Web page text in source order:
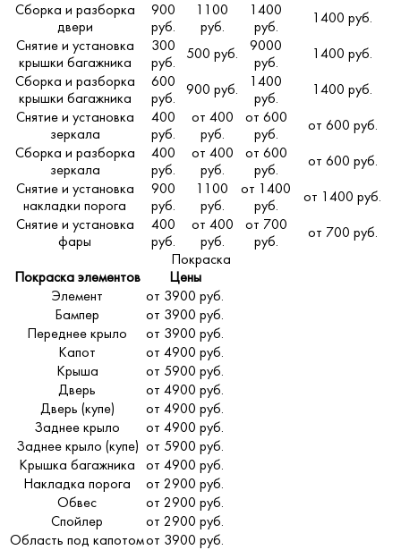
Сборка и разборка
двери
900
руб.
1100
руб.
1400
руб.
1400 руб.
Снятие и установка
крышки багажника
300
руб.
500 руб.
9000
руб.
1400 руб.
Сборка и разборка
крышки багажника
600
руб.
900 руб.
1400
руб.
1400 руб.
Снятие и установка
зеркала
400
руб.
от 400
руб.
от 600
руб.
от 600 руб.
Сборка и разборка
зеркала
400
руб.
от 400
руб.
от 600
руб.
от 600 руб.
Снятие и установка
накладки порога
900
руб.
1100
руб.
от 1400
руб.
от 1400 руб.
Снятие и установка
фары
400
руб.
от 400
руб.
от 700
руб.
от 700 руб.
Покраска
Покраска элементов
Цены
Элемент
от 3900 руб.
Бампер
от 3900 руб.
Переднее крыло
от 3900 руб.
Капот
от 4900 руб.
Крыша
от 5900 руб.
Дверь
от 4900 руб.
Дверь (купе)
от 4900 руб.
Заднее крыло
от 4900 руб.
Заднее крыло (купе) от 5900 руб.
Крышка багажника
от 4900 руб.
Накладка порога
от 2900 руб.
Обвес
от 2900 руб.
Спойлер
от 2900 руб.
Область под капотомот 3900 руб.